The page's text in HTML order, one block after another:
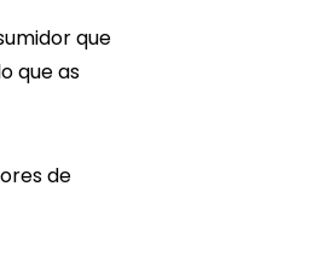
que
que as
de